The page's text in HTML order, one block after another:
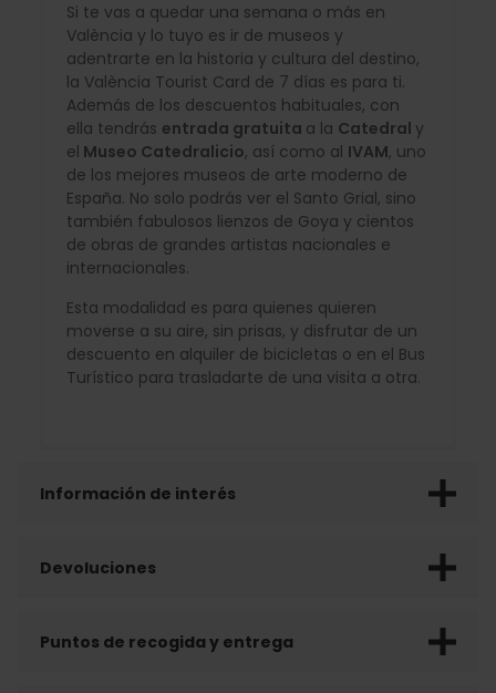
Si te vas a quedar una semana o más en
València y lo tuyo es ir de museos y
adentrarte en la historia y cultura del destino,
la València Tourist Card de 7 días es para ti.
Además de los descuentos habituales, con
ella tendrás entrada gratuita a la Catedral y
el Museo Catedralicio, así como al IVAM, uno
de los mejores museos de arte moderno de
España. No solo podrás ver el Santo Grial, sino
también fabulosos lienzos de Goya y cientos
de obras de grandes artistas nacionales e
internacionales.
Esta modalidad es para quienes quieren
moverse a su aire, sin prisas, y disfrutar de un
descuento en alquiler de bicicletas o en el Bus
Turístico para trasladarte de una visita a otra.
Información de interés
Devoluciones
Puntos de recogida y entrega